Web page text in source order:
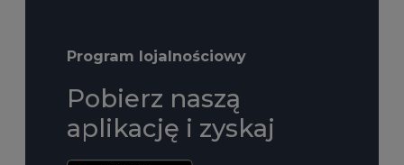
Program lojalnościowy
Pobierz naszą
aplikację i zyskaj